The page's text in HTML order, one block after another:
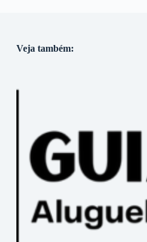
Veja também: